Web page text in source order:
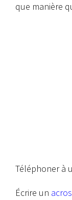
que manière
Téléphoner à
Écrire un